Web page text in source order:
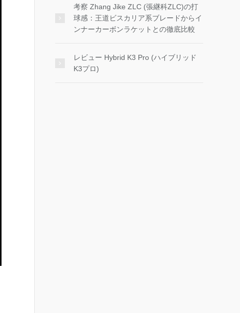
考察 Zhang Jike ZLC (張継科ZLC)の打
球感：王道ビスカリア系ブレードからイ
ンナーカーボンラケットとの徹底比較
レビュー Hybrid K3 Pro (ハイブリッド
K3プロ)